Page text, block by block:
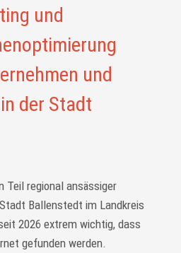
und
und
der Stadt
Teil regional ansässiger
Ballenstedt im Landkreis
2026 extrem wichtig, dass
gefunden werden.